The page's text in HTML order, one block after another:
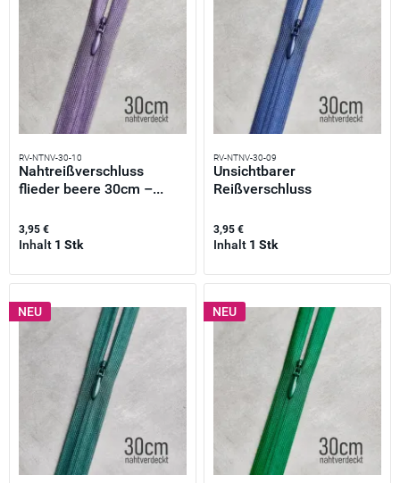
RV-NTNV-30-10
Nahtreißverschluss
flieder beere 30cm –...
3,95 €
Inhalt 1 Stk
RV-NTNV-30-09
Unsichtbarer
Reißverschluss
3,95 €
Inhalt 1 Stk
NEU NEU